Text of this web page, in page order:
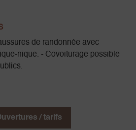
de randonnée avec
nique. - Covoiturage possible
/ tarifs